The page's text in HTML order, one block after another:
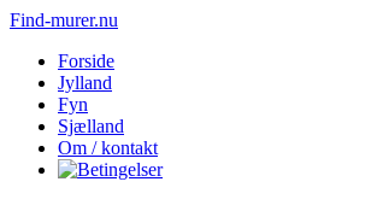
Find-murer.nu
Forside
Jylland
Fyn
Sjælland
Om / kontakt